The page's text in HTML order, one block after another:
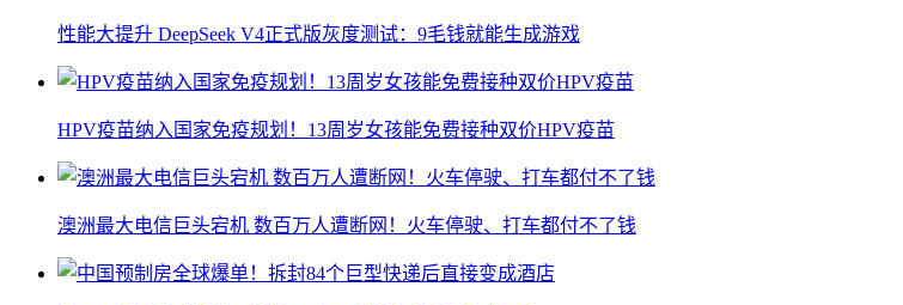
性能大提升 DeepSeek V4正式版灰度测试：9毛钱就能生成游戏
HPV疫苗纳入国家免疫规划！13周岁女孩能免费接种双价HPV疫苗
澳洲最大电信巨头宕机 数百万人遭断网！火车停驶、打车都付不了钱